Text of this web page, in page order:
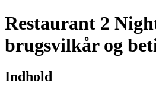
Restaurant 2
brugsvilkår og
Indhold